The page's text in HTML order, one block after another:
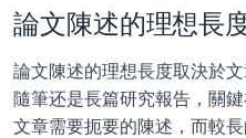
論文陳述的理想長
論文陳述的理想長度取決於
隨筆还是長篇研究報告，關
文章需要扼要的陳述，而較